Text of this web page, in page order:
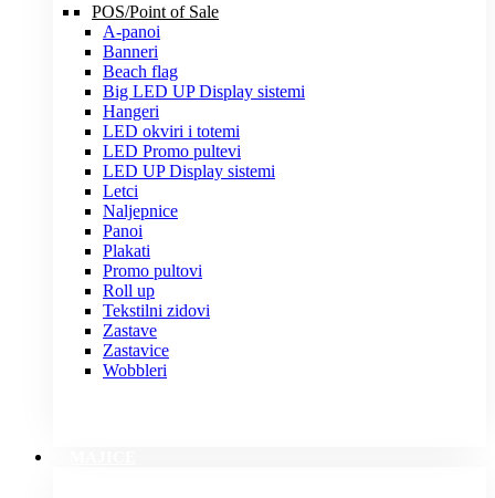
POS/Point of Sale
A-panoi
Banneri
Beach flag
Big LED UP Display sistemi
Hangeri
LED okviri i totemi
LED Promo pultevi
LED UP Display sistemi
Letci
Naljepnice
Panoi
Plakati
Promo pultovi
Roll up
Tekstilni zidovi
Zastave
Zastavice
Wobbleri